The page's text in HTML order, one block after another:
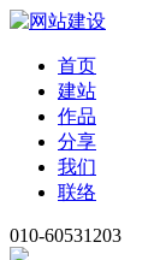
首页
建站
作品
分享
我们
联络
010-60531203